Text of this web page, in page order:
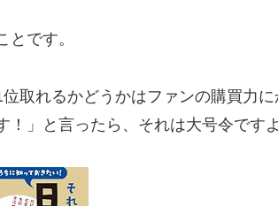
とです。
取れるかどうかはファンの購買力
！」と言ったら、それは大号令です